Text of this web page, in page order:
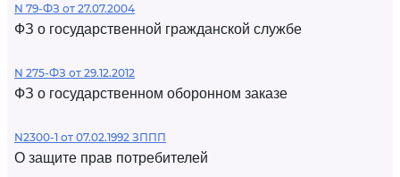
N 79-ФЗ от 27.07.2004
ФЗ о государственной гражданской службе
N 275-ФЗ от 29.12.2012
ФЗ о государственном оборонном заказе
N2300-1 от 07.02.1992 ЗППП
О защите прав потребителей